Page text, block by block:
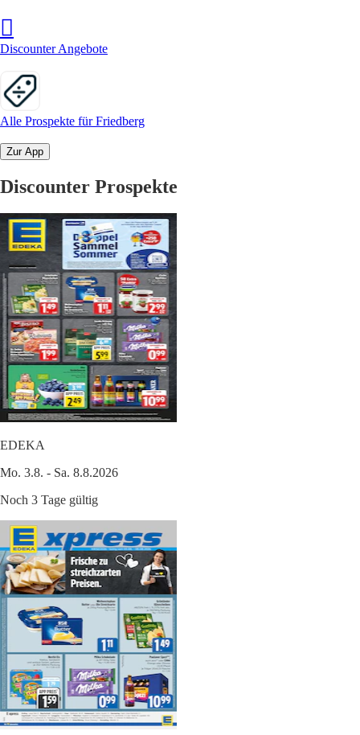
Discounter Angebote
Alle Prospekte für Friedberg
Zur App
Discounter Prospekte
EDEKA
Mo. 3.8. - Sa. 8.8.2026
Noch 3 Tage gültig